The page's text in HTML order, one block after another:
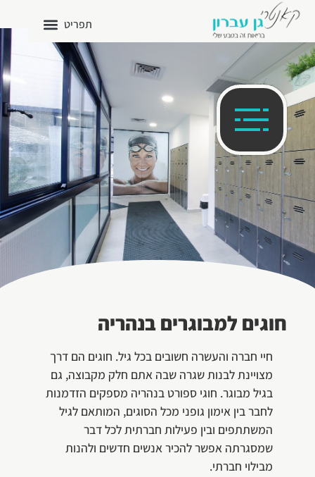
חוגים למבוגרים בנהריה
חיי חברה והעשרה חשובים בכל גיל. חוגים הם דרך
מצויינת לבנות שגרה שבה אתם חלק מקבוצה, גם
בגיל מבוגר. חוגי ספורט בנהריה מספקים הזדמנות
לחבר בין אימון גופני מכל הסוגים, המותאם לגיל
המשתתפים ובין פעילות חברתית לכל דבר
שמסגרתה אפשר להכיר אנשים חדשים ולהנות
מבילוי חברתי.